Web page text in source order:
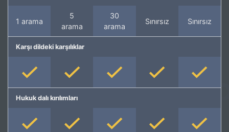
1 arama
5
arama
30
arama
Sınırsız Sınırsız
Karşı dildeki karşılıklar
Hukuk dalı kırılımları